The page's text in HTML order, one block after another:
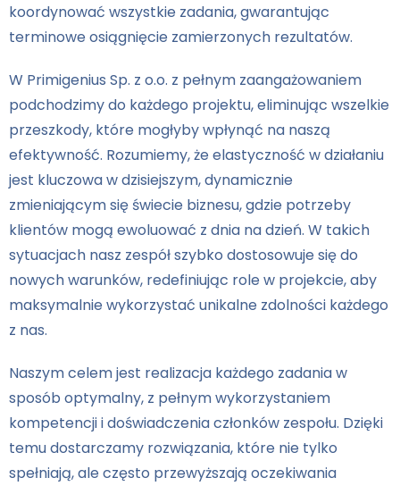
koordynować wszystkie zadania, gwarantując
terminowe osiągnięcie zamierzonych rezultatów.
W Primigenius Sp. z o.o. z pełnym zaangażowaniem
podchodzimy do każdego projektu, eliminując wszelkie
przeszkody, które mogłyby wpłynąć na naszą
efektywność. Rozumiemy, że elastyczność w działaniu
jest kluczowa w dzisiejszym, dynamicznie
zmieniającym się świecie biznesu, gdzie potrzeby
klientów mogą ewoluować z dnia na dzień. W takich
sytuacjach nasz zespół szybko dostosowuje się do
nowych warunków, redefiniując role w projekcie, aby
maksymalnie wykorzystać unikalne zdolności każdego
z nas.
Naszym celem jest realizacja każdego zadania w
sposób optymalny, z pełnym wykorzystaniem
kompetencji i doświadczenia członków zespołu. Dzięki
temu dostarczamy rozwiązania, które nie tylko
spełniają, ale często przewyższają oczekiwania